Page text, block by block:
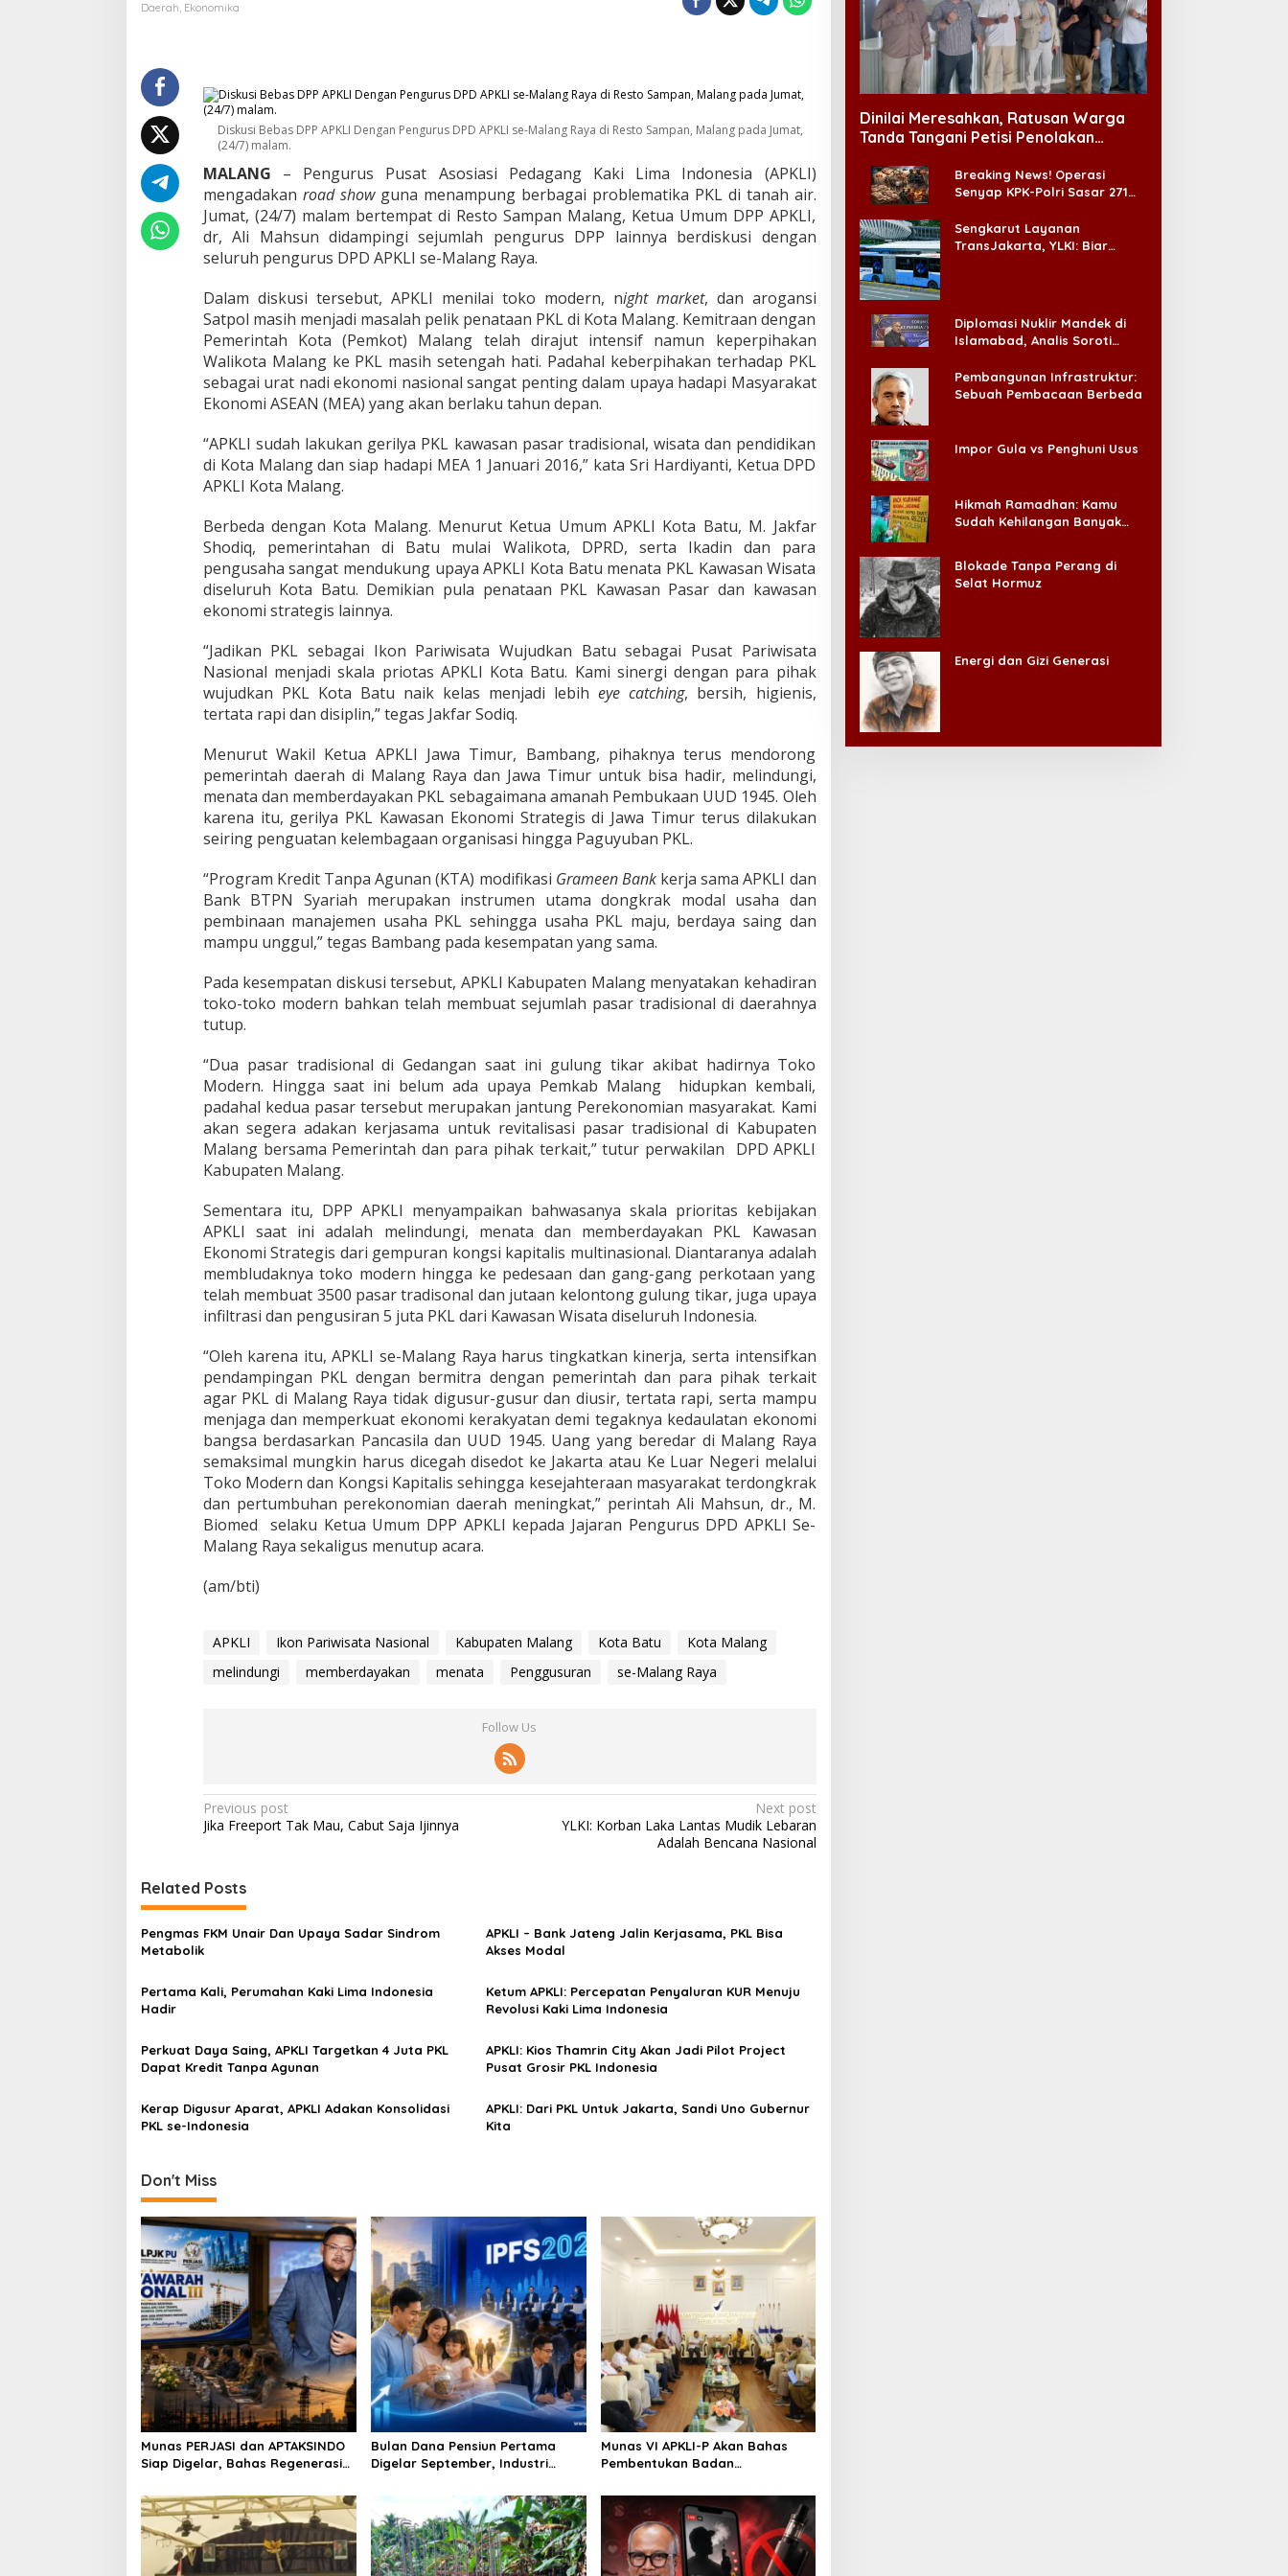
a
a
j
u
d
k
a
n
K
L
I
k
o
n
P
r
i
w
a
t
a
N
a
s
o
n
a
l
H
d
a
p
i
K
o
s
i
K
a
p
t
a
s
Daerah Ekonomika
Diskusi Bebas DPP APKLI Dengan Pengurus DPD APKLI se-Malang Raya di Resto Sampan, Malang pada Jumat,
(24/7) malam.
MALANG – Pengurus Pusat Asosiasi Pedagang Kaki Lima Indonesia (APKLI)
mengadakan road showguna menampung berbagai problematika PKL di tanah air.
Jumat, (24/7) malam bertempat di Resto Sampan Malang, Ketua Umum DPP APKLI,
dr, Ali Mahsun didampingi sejumlah pengurus DPP lainnya berdiskusi dengan
seluruh pengurus DPD APKLI se-Malang Raya.
Dalam diskusi tersebut, APKLI menilai toko modern, night market, dan arogansi
Satpol masih menjadi masalah pelik penataan PKL di Kota Malang. Kemitraan dengan
Pemerintah Kota (Pemkot) Malang telah dirajut intensif namun keperpihakan
Walikota Malang ke PKL masih setengah hati. Padahal keberpihakan terhadap PKL
sebagai urat nadi ekonomi nasional sangat penting dalam upaya hadapi Masyarakat
Ekonomi ASEAN (MEA) yang akan berlaku tahun depan.
“APKLI sudah lakukan gerilya PKL kawasan pasar tradisional, wisata dan pendidikan
di Kota Malang dan siap hadapi MEA 1 Januari 2016,” kata Sri Hardiyanti, Ketua DPD
APKLI Kota Malang.
Berbeda dengan Kota Malang. Menurut Ketua Umum APKLI Kota Batu, M. Jakfar
Shodiq, pemerintahan di Batu mulai Walikota, DPRD, serta Ikadin dan para
pengusaha sangat mendukung upaya APKLI Kota Batu menata PKL Kawasan Wisata
diseluruh Kota Batu. Demikian pula penataan PKL Kawasan Pasar dan kawasan
ekonomi strategis lainnya.
“Jadikan PKL sebagai Ikon Pariwisata Wujudkan Batu sebagai Pusat Pariwisata
Nasional menjadi skala priotas APKLI Kota Batu. Kami sinergi dengan para pihak
wujudkan PKL Kota Batu naik kelas menjadi lebiheye catching, bersih, higienis,
tertata rapi dan disiplin,” tegas Jakfar Sodiq.
Menurut Wakil Ketua APKLI Jawa Timur, Bambang, pihaknya terus mendorong
pemerintah daerah di Malang Raya dan Jawa Timur untuk bisa hadir, melindungi,
menata dan memberdayakan PKL sebagaimana amanah Pembukaan UUD 1945. Oleh
karena itu, gerilya PKL Kawasan Ekonomi Strategis di Jawa Timur terus dilakukan
seiring penguatan kelembagaan organisasi hingga Paguyuban PKL.
“Program Kredit Tanpa Agunan (KTA) modifikasi Grameen Bankkerja sama APKLI dan
Bank BTPN Syariah merupakan instrumen utama dongkrak modal usaha dan
pembinaan manajemen usaha PKL sehingga usaha PKL maju, berdaya saing dan
mampu unggul,” tegas Bambang pada kesempatan yang sama.
Pada kesempatan diskusi tersebut, APKLI Kabupaten Malang menyatakan kehadiran
toko-toko modern bahkan telah membuat sejumlah pasar tradisional di daerahnya
tutup.
“Dua pasar tradisional di Gedangan saat ini gulung tikar akibat hadirnya Toko
Modern. Hingga saat ini belum ada upaya Pemkab Malang hidupkan kembali,
padahal kedua pasar tersebut merupakan jantung Perekonomian masyarakat. Kami
akan segera adakan kerjasama untuk revitalisasi pasar tradisional di Kabupaten
Malang bersama Pemerintah dan para pihak terkait,” tutur perwakilan DPD APKLI
Kabupaten Malang.
Sementara itu, DPP APKLI menyampaikan bahwasanya skala prioritas kebijakan
APKLI saat ini adalah melindungi, menata dan memberdayakan PKL Kawasan
Ekonomi Strategis dari gempuran kongsi kapitalis multinasional. Diantaranya adalah
membludaknya toko modern hingga ke pedesaan dan gang-gang perkotaan yang
telah membuat 3500 pasar tradisonal dan jutaan kelontong gulung tikar, juga upaya
infiltrasi dan pengusiran 5 juta PKL dari Kawasan Wisata diseluruh Indonesia.
“Oleh karena itu, APKLI se-Malang Raya harus tingkatkan kinerja, serta intensifkan
pendampingan PKL dengan bermitra dengan pemerintah dan para pihak terkait
agar PKL di Malang Raya tidak digusur-gusur dan diusir, tertata rapi, serta mampu
menjaga dan memperkuat ekonomi kerakyatan demi tegaknya kedaulatan ekonomi
bangsa berdasarkan Pancasila dan UUD 1945. Uang yang beredar di Malang Raya
semaksimal mungkin harus dicegah disedot ke Jakarta atau Ke Luar Negeri melalui
Toko Modern dan Kongsi Kapitalis sehingga kesejahteraan masyarakat terdongkrak
dan pertumbuhan perekonomian daerah meningkat,” perintah Ali Mahsun, dr., M.
Biomed selaku Ketua Umum DPP APKLI kepada Jajaran Pengurus DPD APKLI Se-
Malang Raya sekaligus menutup acara.
(am/bti)
APKLI Ikon Pariwisata Nasional Kabupaten Malang Kota Batu
Kota Malang
melindungi
memberdayakan menata Penggusuran se-Malang Raya
Follow Us
P
o
t
n
a
i
a
t
i
o
Previous post
Jika Freeport Tak Mau, Cabut Saja Ijinnya
Next post
YLKI: Korban Laka Lantas Mudik Lebaran
Adalah Bencana Nasional
Related Posts
Pengmas FKM Unair Dan Upaya Sadar Sindrom
Metabolik
APKLI – Bank Jateng Jalin Kerjasama, PKL Bisa
Akses Modal
Pertama Kali, Perumahan Kaki Lima Indonesia
Hadir
Ketum APKLI: Percepatan Penyaluran KUR Menuju
Revolusi Kaki Lima Indonesia
Perkuat Daya Saing, APKLI Targetkan 4 Juta PKL
Dapat Kredit Tanpa Agunan
APKLI: Kios Thamrin City Akan Jadi Pilot Project
Pusat Grosir PKL Indonesia
Kerap Digusur Aparat, APKLI Adakan Konsolidasi
PKL se-Indonesia
APKLI: Dari PKL Untuk Jakarta, Sandi Uno Gubernur
Kita
Don't Miss
Munas PERJASI dan APTAKSINDO
Siap Digelar, Bahas Regenerasi
Bulan Dana Pensiun Pertama
Digelar September, Industri
Berkelanjutan
Munas VI APKLI-P Akan Bahas
Pembentukan Badan
Penting Hadapi Bonus Demografi
Dinilai Meresahkan, Ratusan Warga
Tanda Tangani Petisi Penolakan
Breaking News! Operasi
Senyap KPK-Polri Sasar 271
Ada ‘Badai Pemeriksaan’
Sengkarut Layanan
TransJakarta, YLKI: Biar
Diplomasi Nuklir Mandek di
Islamabad, Analis Soroti
Pembangunan Infrastruktur:
Sebuah Pembacaan Berbeda
Impor Gula vs Penghuni Usus
Hikmah Ramadhan: Kamu
Sudah Kehilangan Banyak
Blokade Tanpa Perang di
Selat Hormuz
Energi dan Gizi Generasi